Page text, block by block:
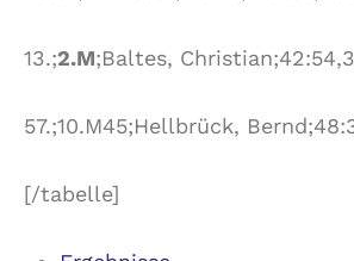
13.;2.M;Baltes,
57.;10.M45;Hellbrück,
[/tabelle]